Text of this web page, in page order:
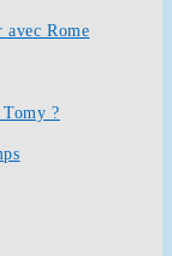
avec Rome
?